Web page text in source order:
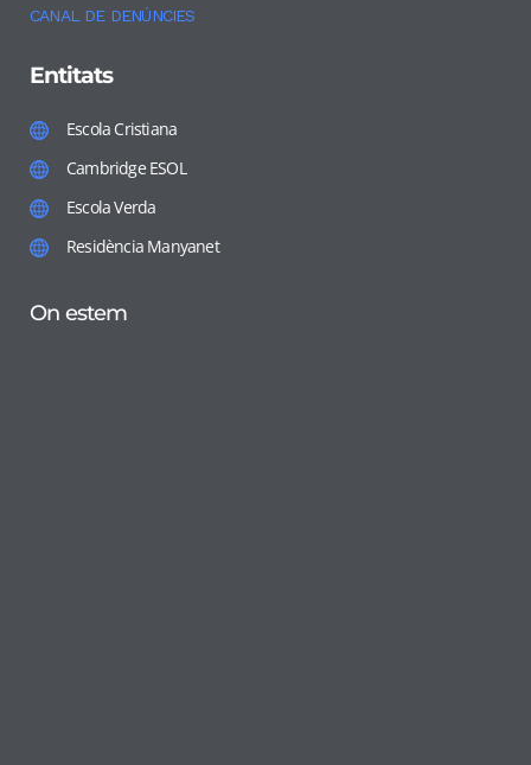
CANAL DE DENÚNCIES
Entitats
Escola Cristiana
Cambridge ESOL
Escola Verda
Residència Manyanet
On estem